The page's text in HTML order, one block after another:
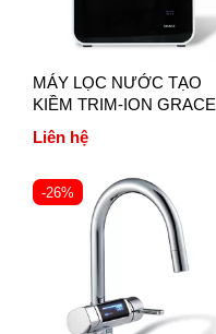
MÁY LỌC NƯỚC TẠO
KIỀM TRIM-ION GRACE
Liên hệ
-26%